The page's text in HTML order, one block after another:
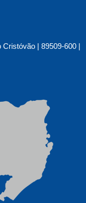
Cristóvão | 89509-600 |